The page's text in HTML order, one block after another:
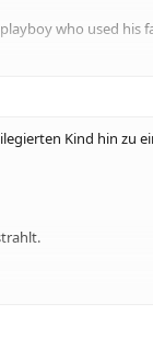
who used
– who were tying
Kind hin zu